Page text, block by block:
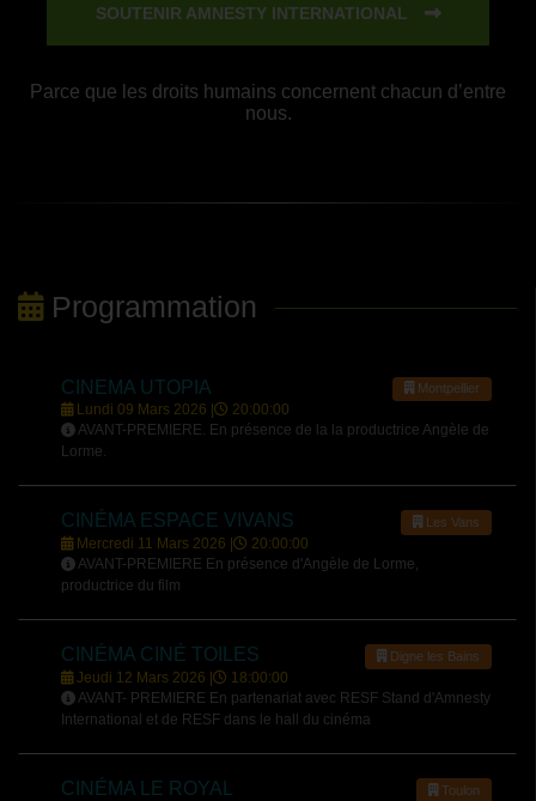
SOUTENIR AMNESTY INTERNATIONAL
Parce que les droits humains concernent chacun d’entre
nous.
Programmation
CINEMA UTOPIA Montpellier
Lundi 09 Mars 2026 |
20:00:00
AVANT-PREMIERE. En présence de la la productrice Angèle de
Lorme.
CINÉMA ESPACE VIVANS Les Vans
Mercredi 11 Mars 2026 |
20:00:00
AVANT-PREMIERE En présence d'Angèle de Lorme,
productrice du film
CINÉMA CINÉ TOILES Digne les Bains
Jeudi 12 Mars 2026 |
18:00:00
AVANT- PREMIERE En partenariat avec RESF Stand d'Amnesty
International et de RESF dans le hall du cinéma
CINÉMA LE ROYAL Toulon